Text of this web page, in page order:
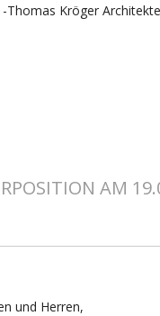
-Thomas Kröger
AM
und Herren,